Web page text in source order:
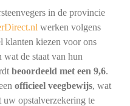
in de provincie
werken volgens
klanten kiezen voor ons
de staat van hun
beoordeeld met een 9,6.
officieel veegbewijs, wat
opstalverzekering te